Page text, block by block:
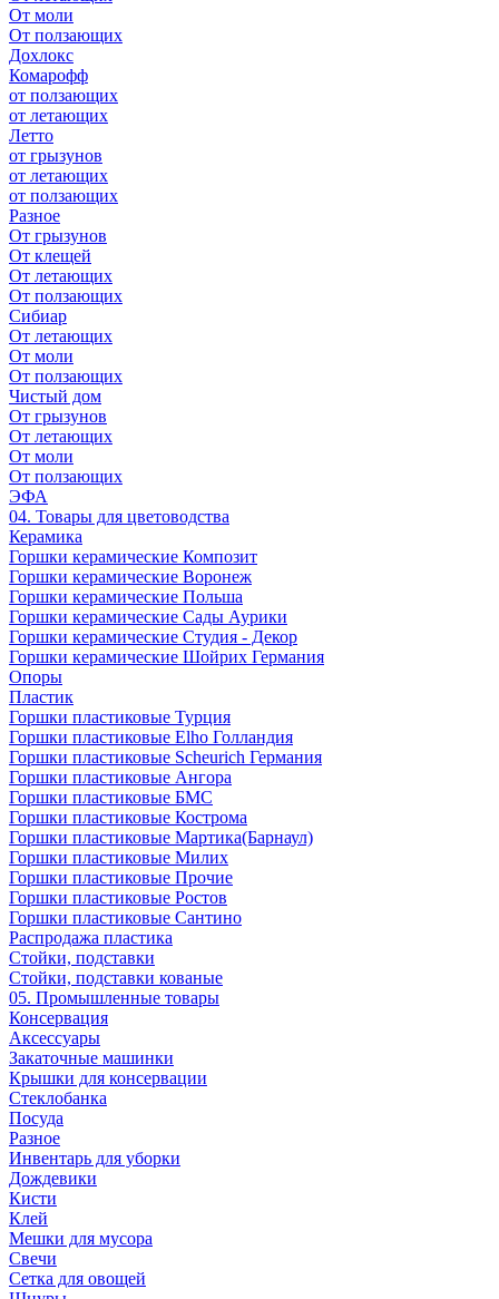
От моли
От ползающих
Дохлокс
Комарофф
от ползающих
от летающих
Летто
от грызунов
от летающих
от ползающих
Разное
От грызунов
От клещей
От летающих
От ползающих
Сибиар
От летающих
От моли
От ползающих
Чистый дом
От грызунов
От летающих
От моли
От ползающих
ЭФА
04. Товары для цветоводства
Керамика
Горшки керамические Композит
Горшки керамические Воронеж
Горшки керамические Польша
Горшки керамические Сады Аурики
Горшки керамические Студия - Декор
Горшки керамические Шойрих Германия
Опоры
Пластик
Горшки пластиковые Турция
Горшки пластиковые Elho Голландия
Горшки пластиковые Scheuriсh Германия
Горшки пластиковые Ангора
Горшки пластиковые БМС
Горшки пластиковые Кострома
Горшки пластиковые Мартика(Барнаул)
Горшки пластиковые Милих
Горшки пластиковые Прочие
Горшки пластиковые Ростов
Горшки пластиковые Сантино
Распродажа пластика
Стойки, подставки
Стойки, подставки кованые
05. Промышленные товары
Консервация
Аксессуары
Закаточные машинки
Крышки для консервации
Стеклобанка
Посуда
Разное
Инвентарь для уборки
Дождевики
Кисти
Клей
Мешки для мусора
Свечи
Сетка для овощей